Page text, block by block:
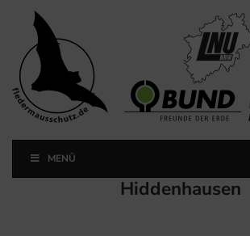
Fledermausschutz
Landesfachausschuss
MENÜ
Schlagwort:
Hiddenhausen